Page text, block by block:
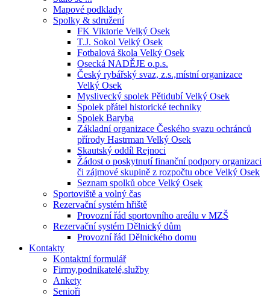
Mapové podklady
Spolky & sdružení
FK Viktorie Velký Osek
T.J. Sokol Velký Osek
Fotbalová škola Velký Osek
Osecká NADĚJE o.p.s.
Český rybářský svaz, z.s.,místní organizace
Velký Osek
Myslivecký spolek Pětidubí Velký Osek
Spolek přátel historické techniky
Spolek Baryba
Základní organizace Českého svazu ochránců
přírody Hastrman Velký Osek
Skautský oddíl Rejnoci
Žádost o poskytnutí finanční podpory organizaci
či zájmové skupině z rozpočtu obce Velký Osek
Seznam spolků obce Velký Osek
Sportoviště a volný čas
Rezervační systém hřiště
Provozní řád sportovního areálu v MZŠ
Rezervační systém Dělnický dům
Provozní řád Dělnického domu
Kontakty
Kontaktní formulář
Firmy,podnikatelé,služby
Ankety
Senioři